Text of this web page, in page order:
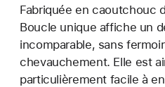
Fabriquée en caoutchouc
Boucle unique affiche un
incomparable, sans
chevauchement. Elle est
particulièrement facile à